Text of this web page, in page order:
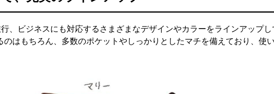
、ビジネスにも対応するさまざまなデザインやカラーをラインアップし
のはもちろん、多数のポケットやしっかりとしたマチを備えており、使